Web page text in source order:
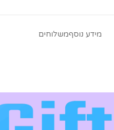
מידע נוסףמשלוחים